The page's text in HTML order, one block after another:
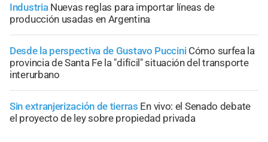
Industria Nuevas reglas para importar líneas de
producción usadas en Argentina
Desde la perspectiva de Gustavo Puccini Cómo surfea la
provincia de Santa Fe la "difícil" situación del transporte
interurbano
Sin extranjerización de tierras En vivo: el Senado debate
el proyecto de ley sobre propiedad privada